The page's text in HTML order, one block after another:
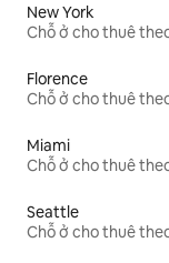
New York
Chỗ ở cho thuê
Florence
Chỗ ở cho thuê
Miami
Chỗ ở cho thuê
Seattle
Chỗ ở cho thuê